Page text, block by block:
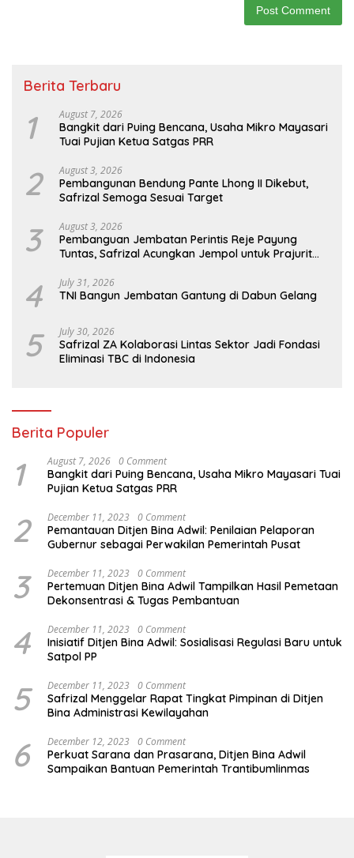
Berita Terbaru
1 August 7, 2026
Bangkit dari Puing Bencana, Usaha Mikro Mayasari
Tuai Pujian Ketua Satgas PRR
2 August 3, 2026
Pembangunan Bendung Pante Lhong II Dikebut,
Safrizal Semoga Sesuai Target
3 August 3, 2026
Pembanguan Jembatan Perintis Reje Payung
Tuntas, Safrizal Acungkan Jempol untuk Prajurit
4 July 31, 2026
TNI Bangun Jembatan Gantung di Dabun Gelang
5 July 30, 2026
Safrizal ZA Kolaborasi Lintas Sektor Jadi Fondasi
Eliminasi TBC di Indonesia
Berita Populer
1 August 7, 2026 0 Comment
Bangkit dari Puing Bencana, Usaha Mikro Mayasari Tuai
Pujian Ketua Satgas PRR
2 December 11, 2023 0 Comment
Pemantauan Ditjen Bina Adwil: Penilaian Pelaporan
Gubernur sebagai Perwakilan Pemerintah Pusat
3 December 11, 2023 0 Comment
Pertemuan Ditjen Bina Adwil Tampilkan Hasil Pemetaan
Dekonsentrasi & Tugas Pembantuan
4 December 11, 2023 0 Comment
Inisiatif Ditjen Bina Adwil: Sosialisasi Regulasi Baru untuk
Satpol PP
5 December 11, 2023 0 Comment
Safrizal Menggelar Rapat Tingkat Pimpinan di Ditjen
Bina Administrasi Kewilayahan
6 December 12, 2023 0 Comment
Perkuat Sarana dan Prasarana, Ditjen Bina Adwil
Sampaikan Bantuan Pemerintah Trantibumlinmas